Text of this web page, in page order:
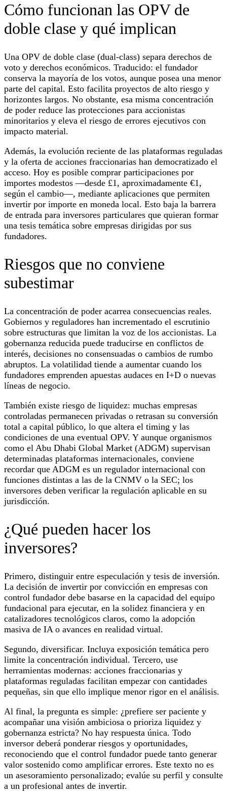
Cómo funcionan las OPV de
doble clase y qué implican
Una OPV de doble clase (dual-class) separa derechos de
voto y derechos económicos. Traducido: el fundador
conserva la mayoría de los votos, aunque posea una menor
parte del capital. Esto facilita proyectos de alto riesgo y
horizontes largos. No obstante, esa misma concentración
de poder reduce las protecciones para accionistas
minoritarios y eleva el riesgo de errores ejecutivos con
impacto material.
Además, la evolución reciente de las plataformas reguladas
y la oferta de acciones fraccionarias han democratizado el
acceso. Hoy es posible comprar participaciones por
importes modestos —desde £1, aproximadamente €1,
según el cambio—, mediante aplicaciones que permiten
invertir por importe en moneda local. Esto baja la barrera
de entrada para inversores particulares que quieran formar
una tesis temática sobre empresas dirigidas por sus
fundadores.
Riesgos que no conviene
subestimar
La concentración de poder acarrea consecuencias reales.
Gobiernos y reguladores han incrementado el escrutinio
sobre estructuras que limitan la voz de los accionistas. La
gobernanza reducida puede traducirse en conflictos de
interés, decisiones no consensuadas o cambios de rumbo
abruptos. La volatilidad tiende a aumentar cuando los
fundadores emprenden apuestas audaces en I+D o nuevas
líneas de negocio.
También existe riesgo de liquidez: muchas empresas
controladas permanecen privadas o retrasan su conversión
total a capital público, lo que altera el timing y las
condiciones de una eventual OPV. Y aunque organismos
como el Abu Dhabi Global Market (ADGM) supervisan
determinadas plataformas internacionales, conviene
recordar que ADGM es un regulador internacional con
funciones distintas a las de la CNMV o la SEC; los
inversores deben verificar la regulación aplicable en su
jurisdicción.
¿Qué pueden hacer los
inversores?
Primero, distinguir entre especulación y tesis de inversión.
La decisión de invertir por convicción en empresas con
control fundador debe basarse en la capacidad del equipo
fundacional para ejecutar, en la solidez financiera y en
catalizadores tecnológicos claros, como la adopción
masiva de IA o avances en realidad virtual.
Segundo, diversificar. Incluya exposición temática pero
limite la concentración individual. Tercero, use
herramientas modernas: acciones fraccionarias y
plataformas reguladas facilitan empezar con cantidades
pequeñas, sin que ello implique menor rigor en el análisis.
Al final, la pregunta es simple: ¿prefiere ser paciente y
acompañar una visión ambiciosa o prioriza liquidez y
gobernanza estricta? No hay respuesta única. Todo
inversor deberá ponderar riesgos y oportunidades,
reconociendo que el control fundador puede tanto generar
valor sostenido como amplificar errores. Este texto no es
un asesoramiento personalizado; evalúe su perfil y consulte
a un profesional antes de invertir.